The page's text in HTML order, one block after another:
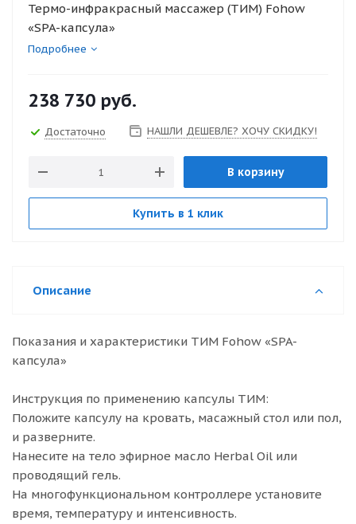
Термо-инфракрасный массажер (ТИМ) Fohow
«SPA-капсула»
Подробнее
238 730 руб.
Достаточно НАШЛИ ДЕШЕВЛЕ? ХОЧУ СКИДКУ!
В корзину
Купить в 1 клик
Описание
Показания и характеристики ТИМ Fohow «SPA-
капсула»
Инструкция по применению капсулы ТИМ:
Положите капсулу на кровать, масажный стол или пол,
и разверните.
Нанесите на тело эфирное масло Herbal Oil или
проводящий гель.
На многофункциональном контроллере установите
время, температуру и интенсивность.